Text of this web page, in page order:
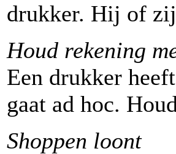
drukker. Hij of
Houd rekening
Een drukker
gaat ad hoc.
Shoppen loont